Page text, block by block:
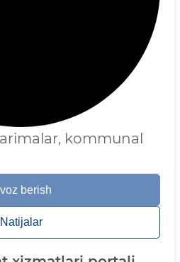
kommunal
berish
Natijalar